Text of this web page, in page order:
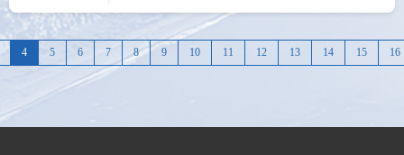
计的公司，具有国际化视野，拥有庞大的设计数据库、
强大的设计融通能力和制作交付能力。展位号: B141电
话: 13811667327、13521566268网 址:
4 5 6 7 8 9 10 11 12 13 14 15 16